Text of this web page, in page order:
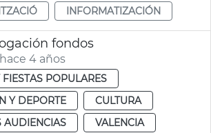
INFORMATIZACIÓN
fondos
4 años
POPULARES
Y DEPORTE
CULTURA
AUDIENCIAS
VALENCIA